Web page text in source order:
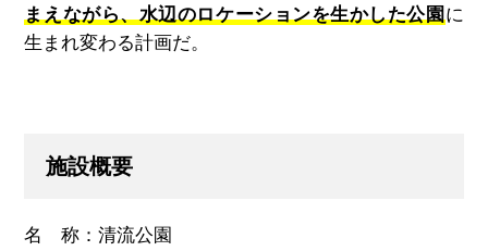
まえながら、水辺のロケーションを生かした公園に
生まれ変わる計画だ。
施設概要
名 称：清流公園